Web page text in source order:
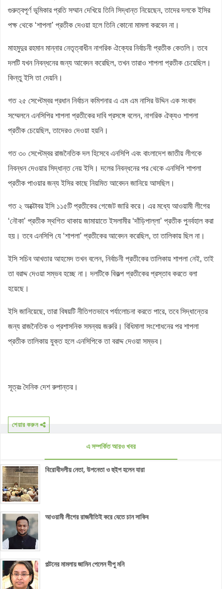
গুরুত্বপূর্ণ ভূমিকার প্রতি সম্মান দেখিয়ে তিনি সিদ্ধান্ত নিয়েছেন, তাদের দলকে ইসির
পক্ষ থেকে ‘শাপলা’ প্রতীক দেওয়া হলে তিনি কোনো মামলা করবেন না।
মাহমুদুর রহমান মান্নার নেতৃত্বাধীন নাগরিক ঐক্যের নির্বাচনী প্রতীক কেতলি। তবে
দলটি যখন নিবন্ধনের জন্য আবেদন করেছিল, তখন তারাও শাপলা প্রতীক চেয়েছিল।
কিন্তু ইসি তা দেয়নি।
গত ২৫ সেপ্টেম্বর প্রধান নির্বাচন কমিশনার এ এম এম নাসির উদ্দিন এক সংবাদ
সম্মেলনে এনসিপির শাপলা প্রতীকের দাবি প্রসঙ্গে বলেন, নাগরিক ঐক্যও শাপলা
প্রতীক চেয়েছিল, তাদেরও দেওয়া হয়নি।
গত ৩০ সেপ্টেম্বর রাজনৈতিক দল হিসেবে এনসিপি এবং বাংলাদেশ জাতীয় লীগকে
নিবন্ধন দেওয়ার সিদ্ধান্ত নেয় ইসি। দলের নিবন্ধনের পর থেকে এনসিপি শাপলা
প্রতীক পাওয়ার জন্য ইসির কাছে নিয়মিত আবেদন জানিয়ে আসছিল।
গত ২ অক্টোবর ইসি ১১৫টি প্রতীকের গেজেট জারি করে। এর মধ্যে আওয়ামী লীগের
‘নৌকা’ প্রতীক স্থগিত থাকায় জামায়াতে ইসলামীর ‘দাঁড়িপাল্লা’ প্রতীক পুনর্বহাল করা
হয়। তবে এনসিপি যে ‘শাপলা’ প্রতীকের আবেদন করেছিল, তা তালিকায় ছিল না।
ইসি সচিব আখতার আহমেদ তখন বলেন, নির্বাচনী প্রতীকের তালিকায় শাপলা নেই, তাই
তা বরাদ্দ দেওয়া সম্ভব হচ্ছে না। দলটিকে বিকল্প প্রতীকের প্রস্তাব করতে বলা
হয়েছে।
ইসি জানিয়েছে, তারা বিষয়টি নীতিগতভাবে পর্যালোচনা করতে পারে, তবে সিদ্ধান্তের
জন্য রাজনৈতিক ও প্রশাসনিক সমন্বয় জরুরি। বিধিমালা সংশোধনের পর শাপলা
প্রতীক তালিকায় যুক্ত হলে এনসিপিকে তা বরাদ্দ দেওয়া সম্ভব।
সূত্রঃ দৈনিক দেশ রুপান্তর।
শেয়ার করুন
এ সম্পর্কিত আরও খবর
বিরোধীদলীয় নেতা, উপনেতা ও হুইপ হলেন যারা
আওয়ামী লীগের রাজনীতিই করে যেতে চান সাকিব
পল্টনের মামলায় জামিন পেলেন দীপু মনি